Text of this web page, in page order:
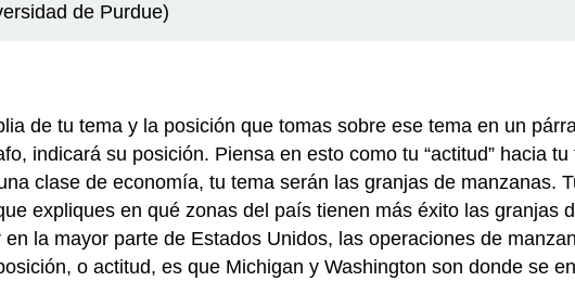
de Purdue)
de tu tema y la posición que tomas sobre ese tema en un
indicará su posición. Piensa en esto como tu “actitud” hacia
clase de economía, tu tema serán las granjas de manzanas.
expliques en qué zonas del país tienen más éxito las granjas
la mayor parte de Estados Unidos, las operaciones de
o actitud, es que Michigan y Washington son donde se